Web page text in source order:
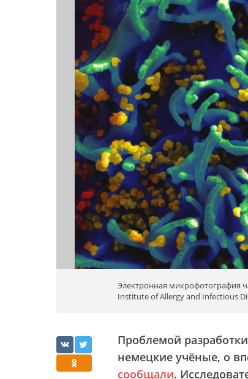
Электронная микрофотография
Institute of Allergy and Infectious
Проблемой
немецкие учёные, о
сообщали.